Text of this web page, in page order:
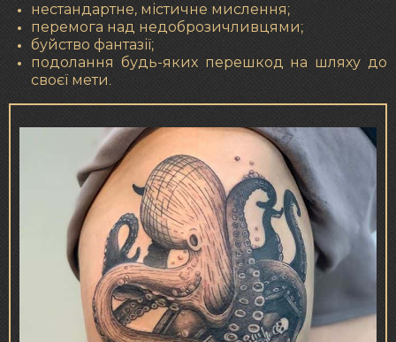
нестандартне, містичне мислення;
перемога над недоброзичливцями;
буйство фантазії;
подолання будь-яких перешкод на шляху до
своєї мети.